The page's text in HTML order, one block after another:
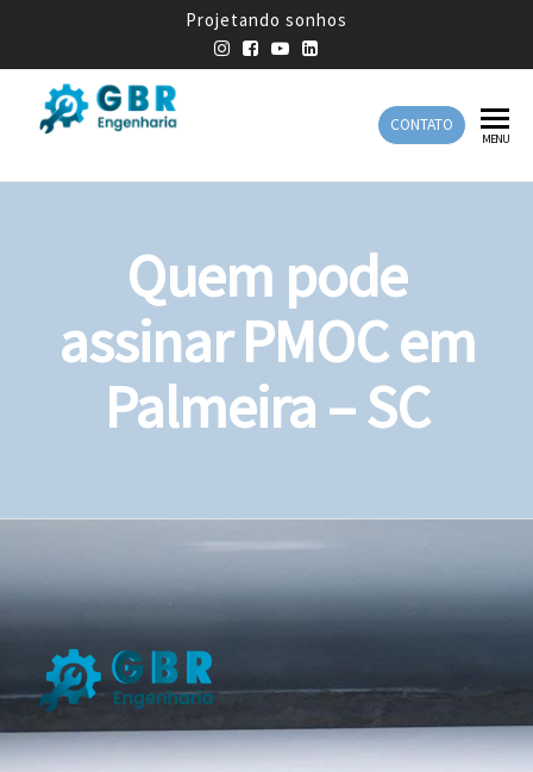
Projetando sonhos
Engenharia
Engenharia
CONTATO
MENU
Quem pode
assinar PMOC em
Palmeira – SC